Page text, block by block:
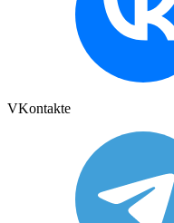
VKontakte